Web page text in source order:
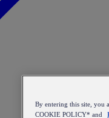
By entering this site, you
COOKIE POLICY* and